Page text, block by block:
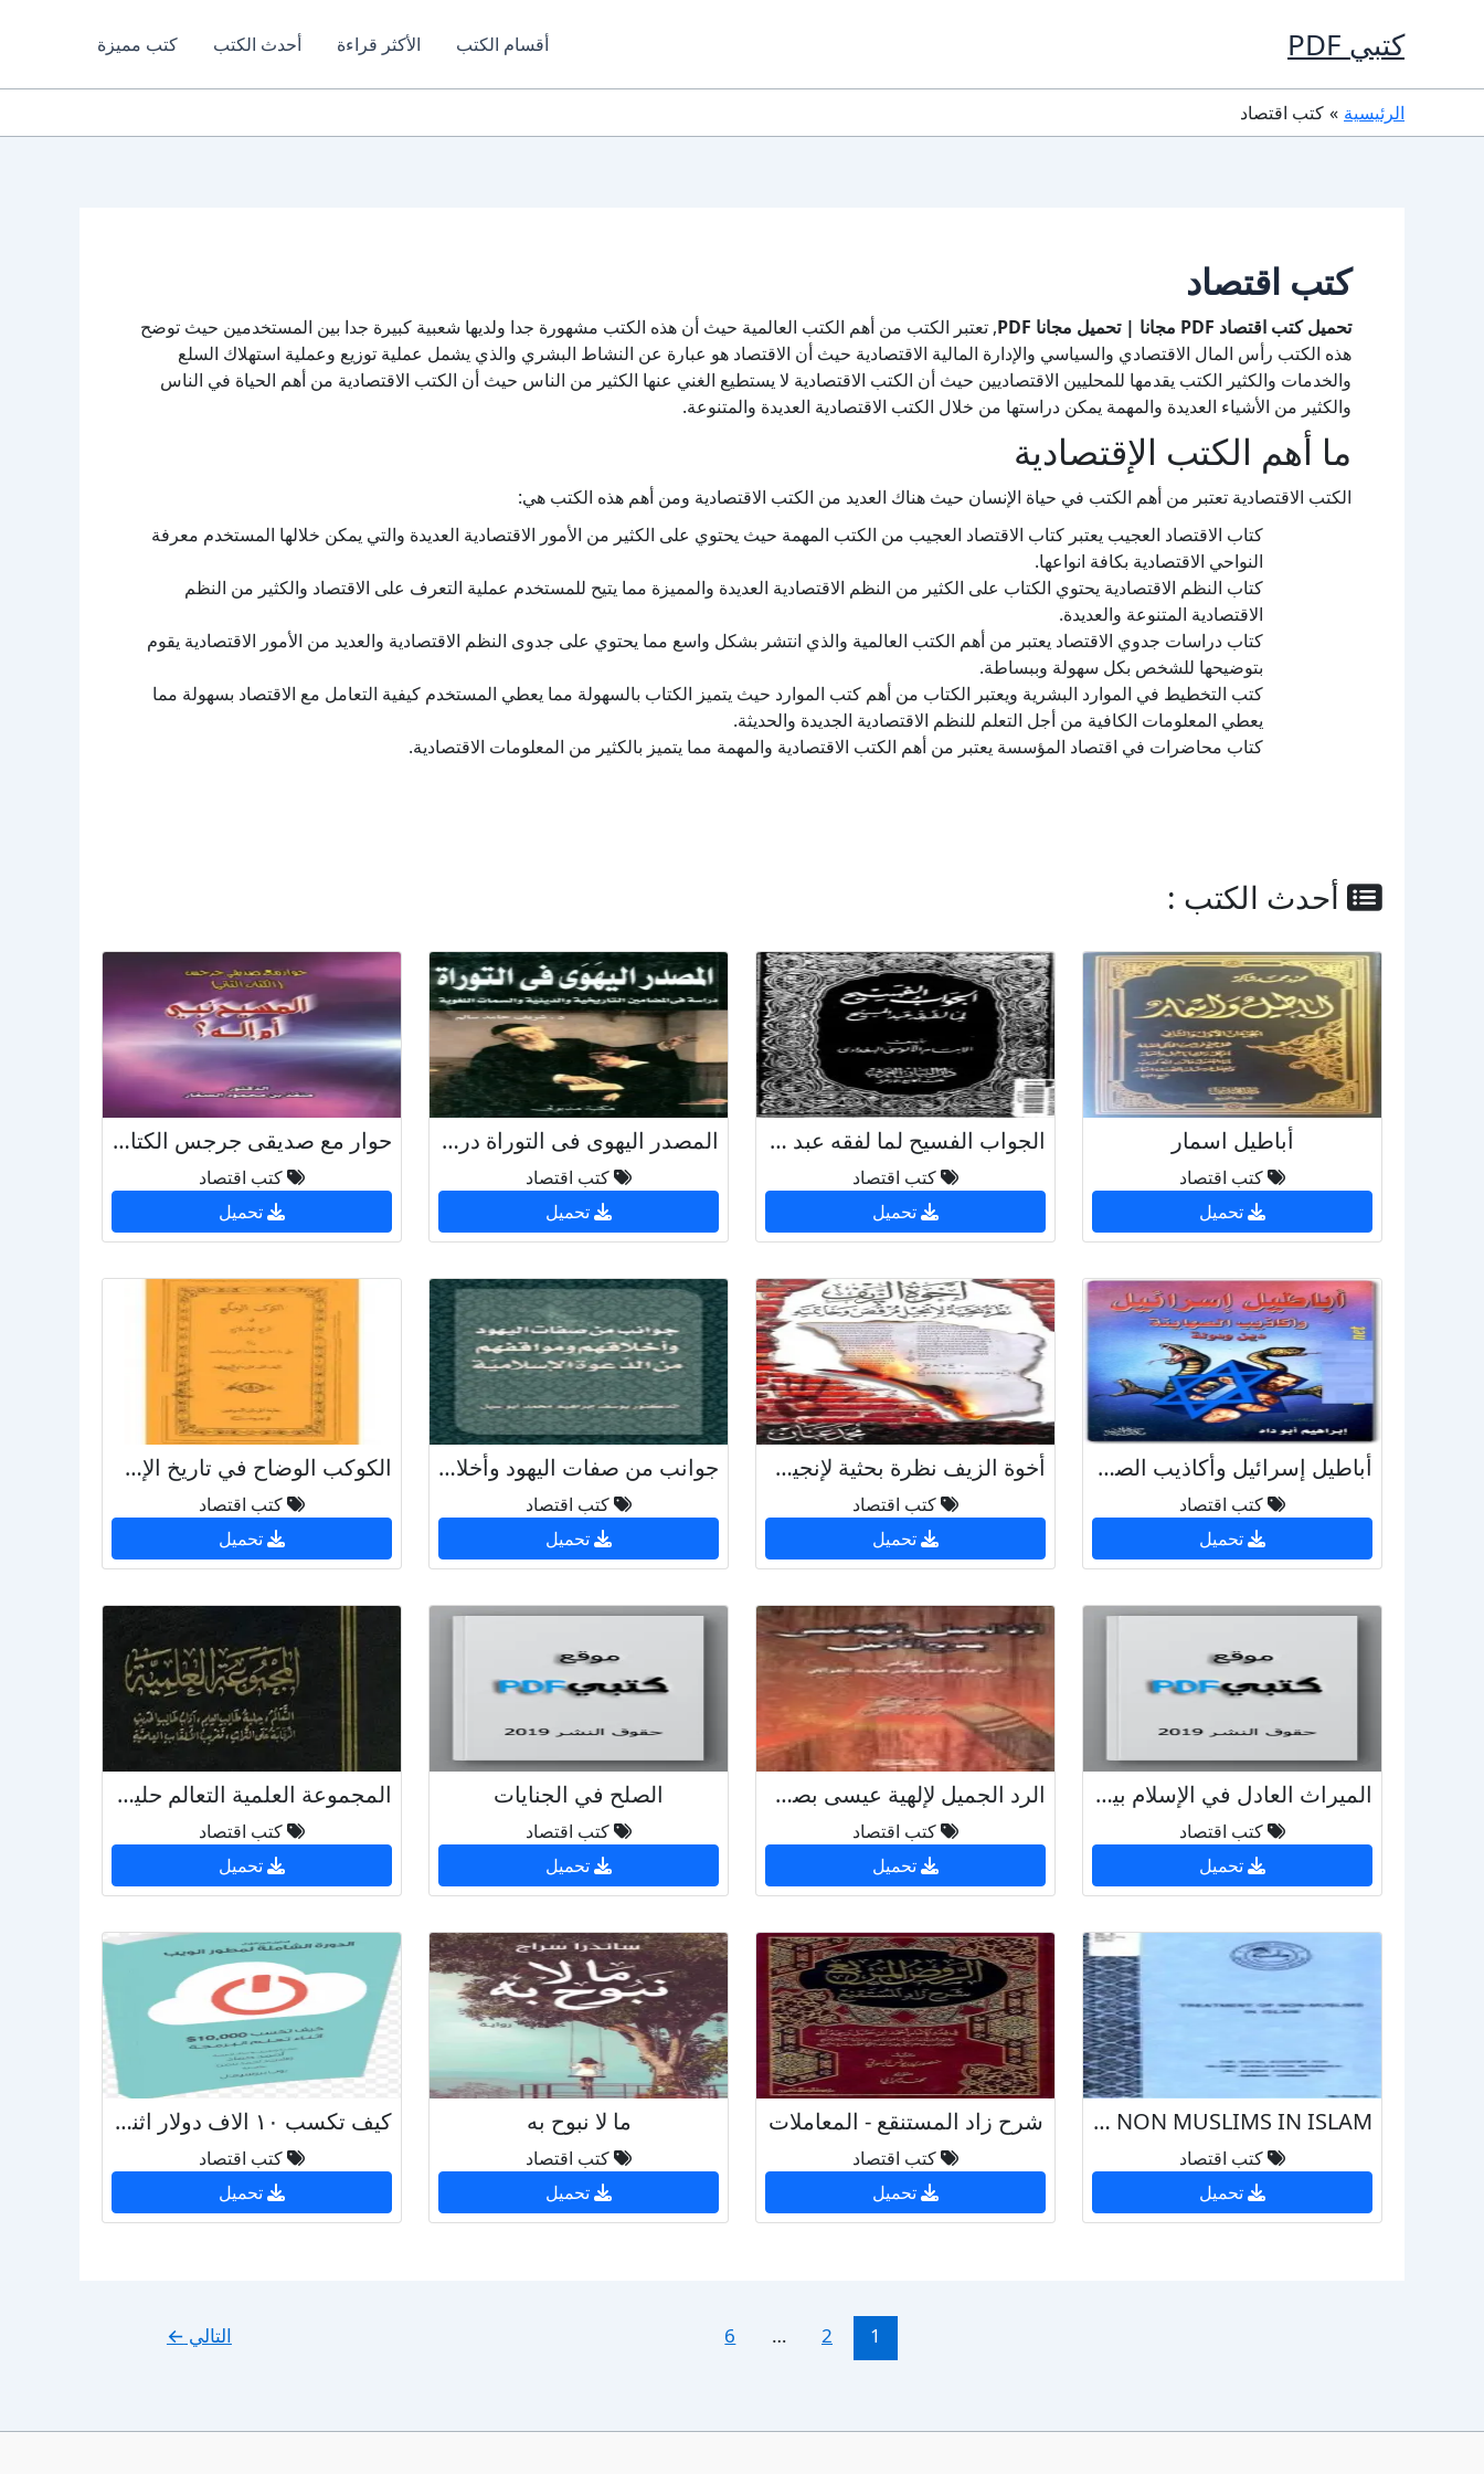
كتبي PDF أقسام الكتب الأكثر قراءة أحدث الكتب كتب مميزة
الرئيسية كتب اقتصاد
كتب اقتصاد
تحميل كتب اقتصاد PDF مجانا | تحميل مجانا PDF
, تعتبر الكتب من أهم الكتب العالمية حيث أن هذه الكتب مشهورة جدا ولديها شعبية كبيرة جدا بين المستخدمين حيث توضح
هذه الكتب رأس المال الاقتصادي والسياسي والإدارة المالية الاقتصادية حيث أن الاقتصاد هو عبارة عن النشاط البشري والذي يشمل عملية توزيع وعملية استهلاك السلع
والخدمات والكثير الكتب يقدمها للمحليين الاقتصاديين حيث أن الكتب الاقتصادية لا يستطيع الغني عنها الكثير من الناس حيث أن الكتب الاقتصادية من أهم الحياة في الناس
والكثير من الأشياء العديدة والمهمة يمكن دراستها من خلال الكتب الاقتصادية العديدة والمتنوعة.
ما أهم الكتب الإقتصادية
الكتب الاقتصادية تعتبر من أهم الكتب في حياة الإنسان حيث هناك العديد من الكتب الاقتصادية ومن أهم هذه الكتب هي:
كتاب الاقتصاد العجيب يعتبر كتاب الاقتصاد العجيب من الكتب المهمة حيث يحتوي على الكثير من الأمور الاقتصادية العديدة والتي يمكن خلالها المستخدم معرفة
النواحي الاقتصادية بكافة انواعها.
كتاب النظم الاقتصادية يحتوي الكتاب على الكثير من النظم الاقتصادية العديدة والمميزة مما يتيح للمستخدم عملية التعرف على الاقتصاد والكثير من النظم
الاقتصادية المتنوعة والعديدة.
كتاب دراسات جدوي الاقتصاد يعتبر من أهم الكتب العالمية والذي انتشر بشكل واسع مما يحتوي على جدوى النظم الاقتصادية والعديد من الأمور الاقتصادية يقوم
بتوضيحها للشخص بكل سهولة وببساطة.
كتب التخطيط في الموارد البشرية ويعتبر الكتاب من أهم كتب الموارد حيث يتميز الكتاب بالسهولة مما يعطي المستخدم كيفية التعامل مع الاقتصاد بسهولة مما
يعطي المعلومات الكافية من أجل التعلم للنظم الاقتصادية الجديدة والحديثة.
كتاب محاضرات في اقتصاد المؤسسة يعتبر من أهم الكتب الاقتصادية والمهمة مما يتميز بالكثير من المعلومات الاقتصادية.
أحدث الكتب :
أباطيل اسمار
كتب اقتصاد
تحميل
الجواب الفسيح لما لفقه عبد المسيح
كتب اقتصاد
تحميل
المصدر اليهوى فى التوراة دراسة فى المضامين التاريخية والدينية والسمات اللغوية
كتب اقتصاد
تحميل
حوار مع صديقى جرجس الكتاب الثانى المسيح نبى أم إله ؟
كتب اقتصاد
تحميل
أباطيل إسرائيل وأكاذيب الصهاينة الدين والدولة
كتب اقتصاد
تحميل
أخوة الزيف نظرة بحثية لإنجيل مرقص وخاتمته
كتب اقتصاد
تحميل
جوانب من صفات اليهود وأخلاقهم ومواقفهم من الدَّعوة
كتب اقتصاد
تحميل
الكوكب الوضاح في تاريخ الإصلاح
كتب اقتصاد
تحميل
الميراث العادل في الإسلام بين المواريث القديمة والحديثة ومقارنتها مع الشرائع الأخرى
كتب اقتصاد
تحميل
الرد الجميل لإلهية عيسى بصريح الإنجيل
كتب اقتصاد
تحميل
الصلح في الجنايات
كتب اقتصاد
تحميل
المجموعة العلمية التعالم حلية طالب العلم آداب طالب الحديث الرقابة تغريب الألقاب
كتب اقتصاد
تحميل
TREATMENT OF NON MUSLIMS IN ISLAM
كتب اقتصاد
تحميل
شرح زاد المستنقع - المعاملات
كتب اقتصاد
تحميل
ما لا نبوح به
كتب اقتصاد
تحميل
كيف تكسب ١٠ الاف دولار اثناء تعلم البرمجة
كتب اقتصاد
تحميل
1
2
…
6 التالي ←